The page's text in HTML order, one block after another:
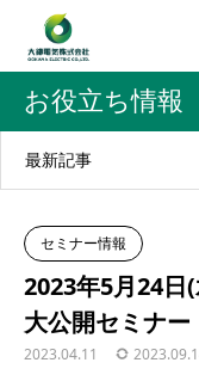
お役立ち情報
最新記事
セミナー情報
2023年5月24日
大公開セミナー
2023.04.11